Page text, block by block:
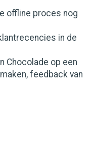
offline proces nog
in de
Chocolade op een
feedback van